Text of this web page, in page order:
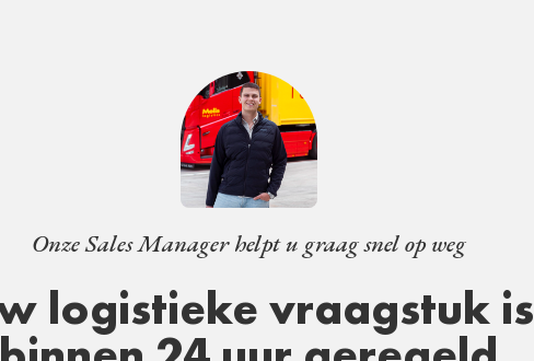
Onze Sales Manager helpt u graag snel op weg
logistieke vraagstuk is